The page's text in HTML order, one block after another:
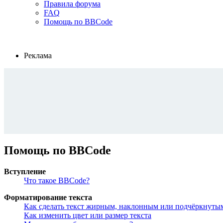
Правила форума
FAQ
Помощь по BBCode
Реклама
Помощь по BBCode
Вступление
Что такое BBCode?
Форматирование текста
Как сделать текст жирным, наклонным или
Как изменить цвет или размер текста